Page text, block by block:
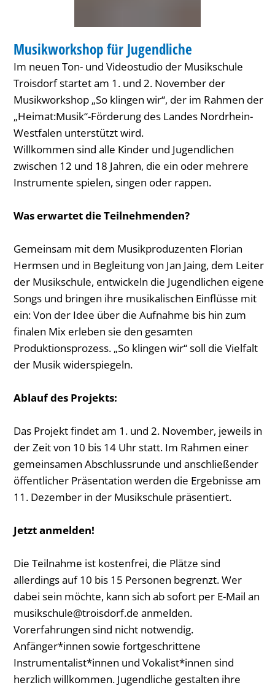
KATEGORIE: MUSIK
Musikworkshop für Jugendliche
Im neuen Ton- und Videostudio der Musikschule
Troisdorf startet am 1. und 2. November der
Musikworkshop „So klingen wir“, der im Rahmen der
„Heimat:Musik“-Förderung des Landes Nordrhein-
Westfalen unterstützt wird.
Willkommen sind alle Kinder und Jugendlichen
zwischen 12 und 18 Jahren, die ein oder mehrere
Instrumente spielen, singen oder rappen.
Was erwartet die Teilnehmenden?
Gemeinsam mit dem Musikproduzenten Florian
Hermsen und in Begleitung von Jan Jaing, dem Leiter
der Musikschule, entwickeln die Jugendlichen eigene
Songs und bringen ihre musikalischen Einflüsse mit
ein: Von der Idee über die Aufnahme bis hin zum
finalen Mix erleben sie den gesamten
Produktionsprozess. „So klingen wir“ soll die Vielfalt
der Musik widerspiegeln.
Ablauf des Projekts:
Das Projekt findet am 1. und 2. November, jeweils in
der Zeit von 10 bis 14 Uhr statt. Im Rahmen einer
gemeinsamen Abschlussrunde und anschließender
öffentlicher Präsentation werden die Ergebnisse am
11. Dezember in der Musikschule präsentiert.
Jetzt anmelden!
Die Teilnahme ist kostenfrei, die Plätze sind
allerdings auf 10 bis 15 Personen begrenzt. Wer
dabei sein möchte, kann sich ab sofort per E-Mail an
musikschule@troisdorf.de anmelden.
Vorerfahrungen sind nicht notwendig.
Anfänger*innen sowie fortgeschrittene
Instrumentalist*innen und Vokalist*innen sind
herzlich willkommen. Jugendliche gestalten ihre